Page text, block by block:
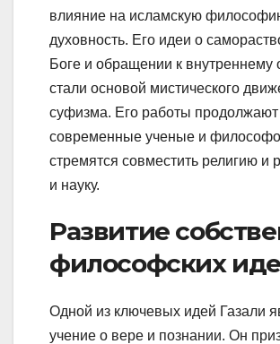
влияние на исламскую
духовность. Его идеи о
Боге и обращении к внутреннему
стали основой мистического
суфизма. Его работы продолжают
современные ученые и
стремятся совместить религию и
и науку.
Развитие
философских
Одной из ключевых идей Газали
учение о вере и познании. Он